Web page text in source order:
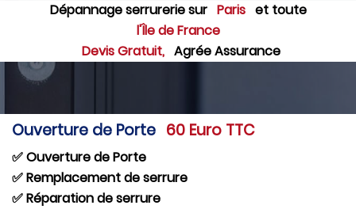
Dépannage serrurerie sur Paris et toute
l'Île de France
Devis Gratuit, Agrée Assurance
Ouverture de Porte 60 Euro TTC
✅ Ouverture de Porte
✅ Remplacement de serrure
✅ Réparation de serrure